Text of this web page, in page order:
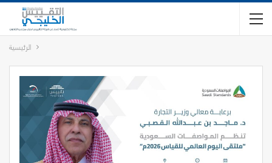
الرئيسية